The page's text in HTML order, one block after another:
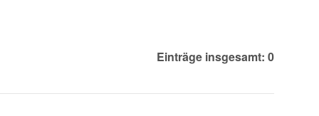
Einträge insgesamt: 0